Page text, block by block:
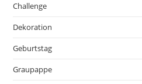
Challenge
Dekoration
Geburtstag
Graupappe